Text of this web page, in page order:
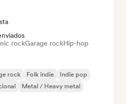
rockGarage rockHip-hop
rock Folk indie
Indie pop
Metal / Heavy metal